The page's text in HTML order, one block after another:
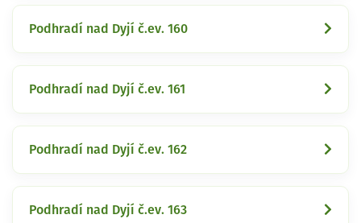
Podhradí nad Dyjí č.ev. 160
Podhradí nad Dyjí č.ev. 161
Podhradí nad Dyjí č.ev. 162
Podhradí nad Dyjí č.ev. 163